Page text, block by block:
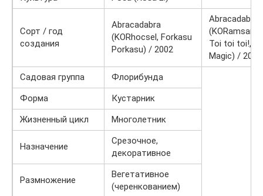
Сорт / год
создания
Abracadabra
(KORhocsel, Forkasu
Porkasu) / 2002
Abracadabra
(KORamsaro,
Toi toi toi!,
Magic) / 2004
Садовая группа
Флорибунда
Форма
Кустарник
Жизненный цикл
Многолетник
Назначение
Срезочное,
декоративное
Размножение
Вегетативное
(черенкованием)